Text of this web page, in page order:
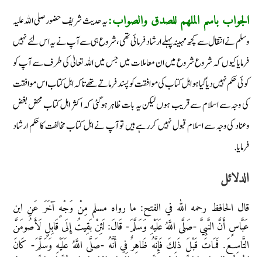
الجواب باسم الملھم للصدق والصواب:یہ حدیث شریف حضور صلی اللہ علیہ
وسلم نے انتقال سے کچھ مہینہ پہلے ارشاد فرمائی تھی، شروع ہی سے آپ نے یہ اس لئے نہیں
فرمایا کیوں کہ شروع شروع میں ان معاملات میں جس میں اللہ تعالیٰ کی طرف سے آپ کو
کوئی حکم نہیں دیا گیا ہو اہل کتاب کی موافقت کو پسند فرماتے تھے تاکہ اہل کتاب اس موافقت
کی وجہ سے اسلام سے قریب ہوں لیکن یہ بات ظاہر ہوگئی کہ اکثر اہل کتاب محض بغض
وعناد کی وجہ سے اسلام قبول نہیں کررہے ہیں تو آپ نے اہل کتاب مخالفت کا حکم ارشاد
فرمایا.
الدلائل
قال الحافظ رحمه الله في الفتح: ما رواه مسلم مِنْ وَجْهٍ آخَرَ عَنِ ابن
عَبَّاسٍ أَنَّ النَّبِيَّ -صَلَّى اللَّهُ عَلَيْهِ وَسَلَّمَ- قَالَ: لَئِنْ بَقِيتُ إِلَى قَابِلٍ لَأَصُومَنَّ
التَّاسِعَ. فَمَاتَ قَبْلَ ذَلِكَ فَإِنَّهُ ظَاهِرٌ فِي أَنَّهُ -صَلَّى اللَّهُ عَلَيْهِ وَسَلَّمَ- كَانَ